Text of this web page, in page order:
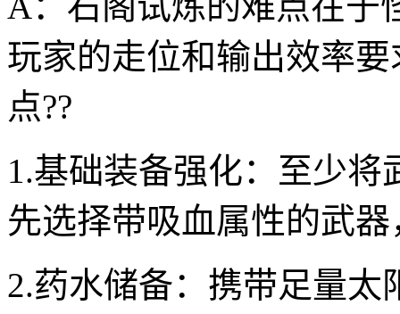
玩家的走位和输出效率
点??
1.基础装备强化：至少将
先选择带吸血属性的武器
2.药水储备：携带足量